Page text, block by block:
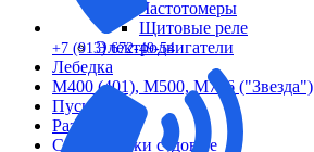
Частотомеры
Щитовые реле
Электродвигатели
Лебедка
М400 (401), М500, М756 ("Звезда")
Пускатели
Разное
Светильники судовые
+7 (913) 672-49-54